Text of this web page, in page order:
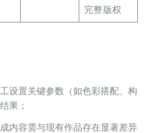
完整版权
设置关键参数（如色彩搭配、构
果；
内容需与现有作品存在显著差异